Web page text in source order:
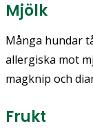
Mjölk
Många hundar
allergiska mot
magknip och
Frukt